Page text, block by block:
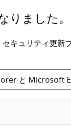
ました。
キュリティ更新
と Microsoft